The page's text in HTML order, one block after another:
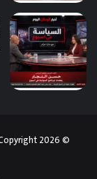
© Copyright 2026, جميع الحقوق محفوظة | تصميم